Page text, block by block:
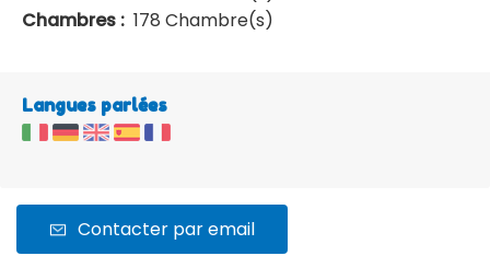
Chambres : 178 Chambre(s)
Langues parlées
Contacter par email